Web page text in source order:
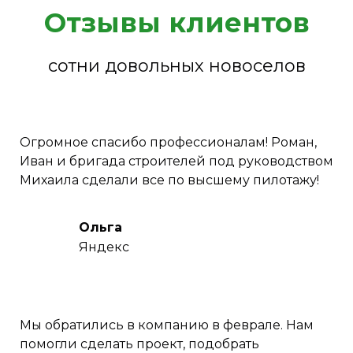
Отзывы клиентов
сотни довольных новоселов
Огромное спасибо профессионалам! Роман,
Иван и бригада строителей под руководством
Михаила сделали все по высшему пилотажу!
Ольга
Яндекс
Мы обратились в компанию в феврале. Нам
помогли сделать проект, подобрать